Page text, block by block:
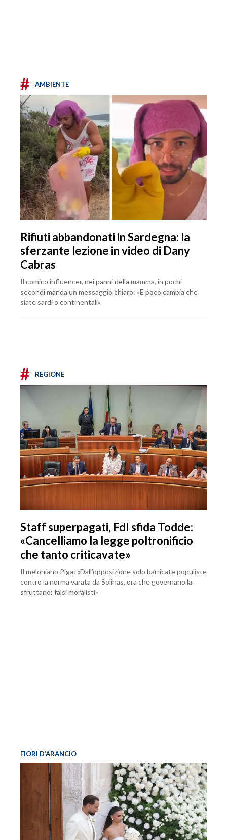
# AMBIENTE
Rifiuti abbandonati in Sardegna: la
sferzante lezione in video di Dany
Cabras
Il comico influencer, nei panni della mamma, in pochi
secondi manda un messaggio chiaro: «E poco cambia che
siate sardi o continentali»
# REGIONE
Staff superpagati, FdI sfida Todde:
«Cancelliamo la legge poltronificio
che tanto criticavate»
Il meloniano Piga: «Dall’opposizione solo barricate populiste
contro la norma varata da Solinas, ora che governano la
sfruttano: falsi moralisti»
FIORI D’ARANCIO